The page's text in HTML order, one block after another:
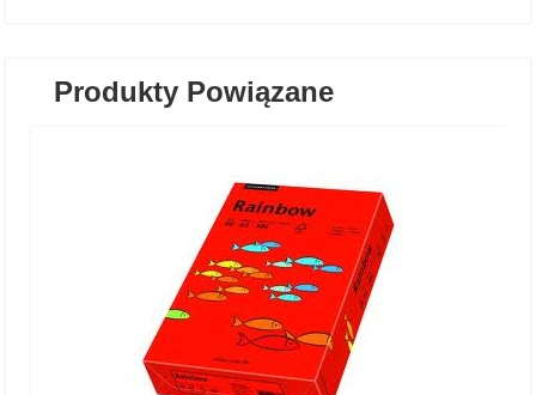
Produkty Powiązane